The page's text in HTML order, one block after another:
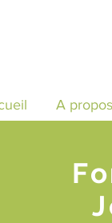
A propos